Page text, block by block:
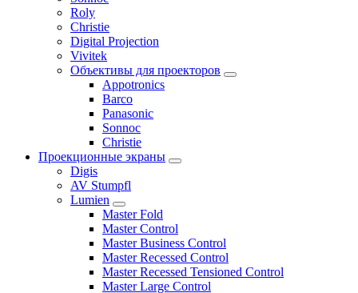
Roly
Christie
Digital Projection
Vivitek
Объективы для проекторов
Appotronics
Barco
Panasonic
Sonnoc
Сhristie
Проекционные экраны
Digis
AV Stumpfl
Lumien
Master Fold
Master Control
Master Business Control
Master Recessed Control
Master Recessed Tensioned Control
Master Large Control